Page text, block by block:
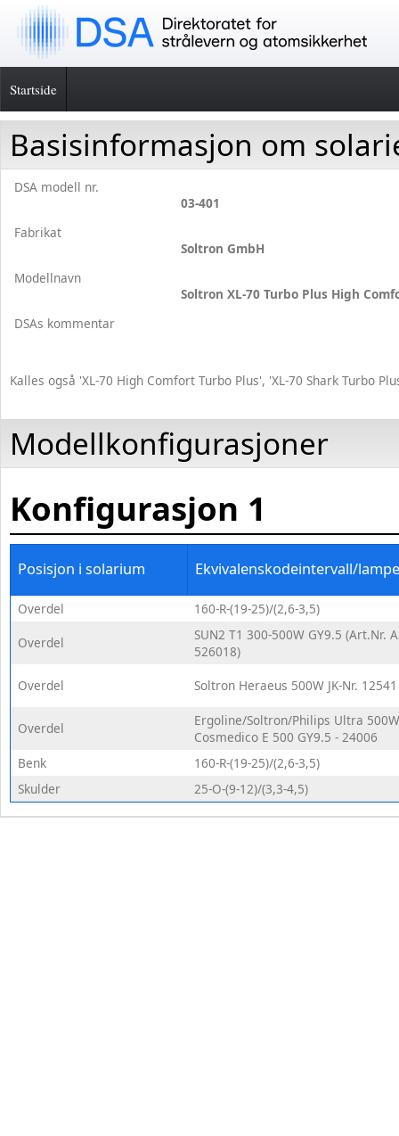
Startside
Basisinformasjon om
DSA modell nr.
03-401
Fabrikat
Soltron GmbH
Modellnavn
Soltron XL-70 Turbo Plus High
DSAs kommentar
Kalles også 'XL-70 High Comfort Turbo Plus', 'XL-70 Shark Turbo
Modellkonfigurasjoner
Konfigurasjon 1
Posisjon i solarium Ekvivalenskodeintervall/
Overdel
160-R-(19-25)/(2,6-3,5)
Overdel
SUN2 T1 300-500W GY9.5 (Art.Nr.
526018)
Overdel
Soltron Heraeus 500W JK-Nr. 12541
Overdel
Ergoline/Soltron/Philips Ultra
Cosmedico E 500 GY9.5 - 24006
Benk
160-R-(19-25)/(2,6-3,5)
Skulder
25-O-(9-12)/(3,3-4,5)